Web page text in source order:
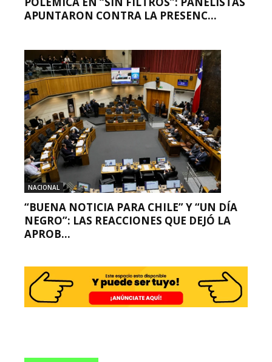
APUNTARON CONTRA LA PRESENC...
NACIONAL
“BUENA NOTICIA PARA CHILE” Y “UN DÍA
NEGRO”: LAS REACCIONES QUE DEJÓ LA
APROB...